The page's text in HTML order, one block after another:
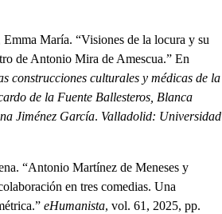
María. “Visiones de la locura y su
de Antonio Mira de Amescua.” En
construcciones culturales y médicas de la
de la Fuente Ballesteros, Blanca
Jiménez García. Valladolid: Universidad
“Antonio Martínez de Meneses y
en tres comedias. Una
eHumanista, vol. 61, 2025, pp.